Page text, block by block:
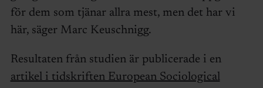
för dem som tjänar allra mest, men det har vi
här, säger Marc Keuschnigg.
Resultaten från studien är publicerade i en
artikel i tidskriften European Sociological